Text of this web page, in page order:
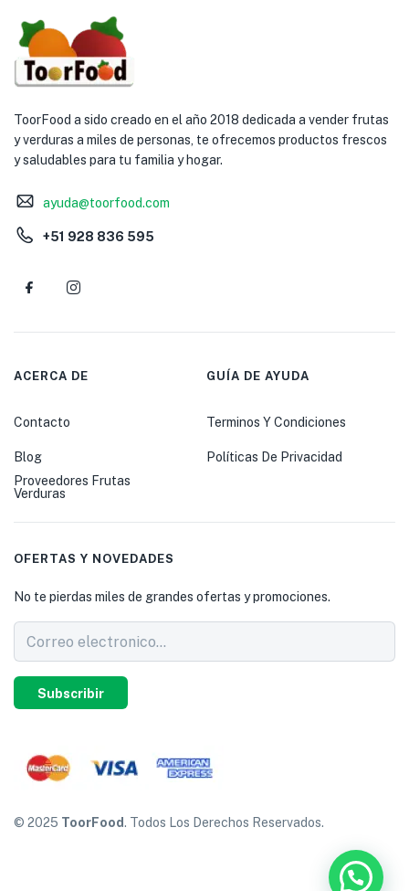
ToorFood a sido creado en el año 2018 dedicada a vender frutas
y verduras a miles de personas, te ofrecemos productos frescos
y saludables para tu familia y hogar.
ayuda@toorfood.com
+51 928 836 595
ACERCA DE
Contacto
Blog
Proveedores Frutas
Verduras
GUÍA DE AYUDA
Terminos Y Condiciones
Políticas De Privacidad
OFERTAS Y NOVEDADES
No te pierdas miles de grandes ofertas y promociones.
Subscribir
© 2025 ToorFood. Todos Los Derechos Reservados.